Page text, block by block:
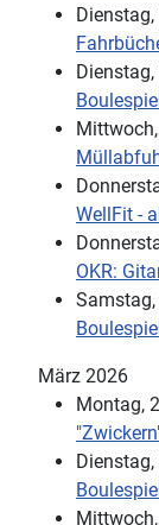
WellFit -
OKR:
März 2026
Montag,